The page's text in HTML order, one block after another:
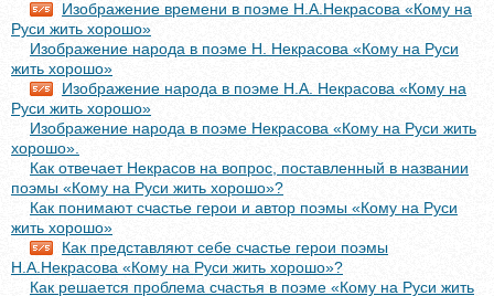
Изображение времени в поэме Н.А.Некрасова «Кому на
Руси жить хорошо»
Изображение народа в поэме Н. Некрасова «Кому на Руси
жить хорошо»
Изображение народа в поэме Н.А. Некрасова «Кому на
Руси жить хорошо»
Изображение народа в поэме Некрасова «Кому на Руси жить
хорошо».
Как отвечает Некрасов на вопрос, поставленный в названии
поэмы «Кому на Руси жить хорошо»?
Как понимают счастье герои и автор поэмы «Кому на Руси
жить хорошо»
Как представляют себе счастье герои поэмы
Н.А.Некрасова «Кому на Руси жить хорошо»?
Как решается проблема счастья в поэме «Кому на Руси жить